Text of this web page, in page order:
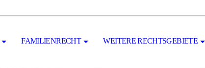
FAMILIENRECHT WEITERE RECHTSGEBIETE